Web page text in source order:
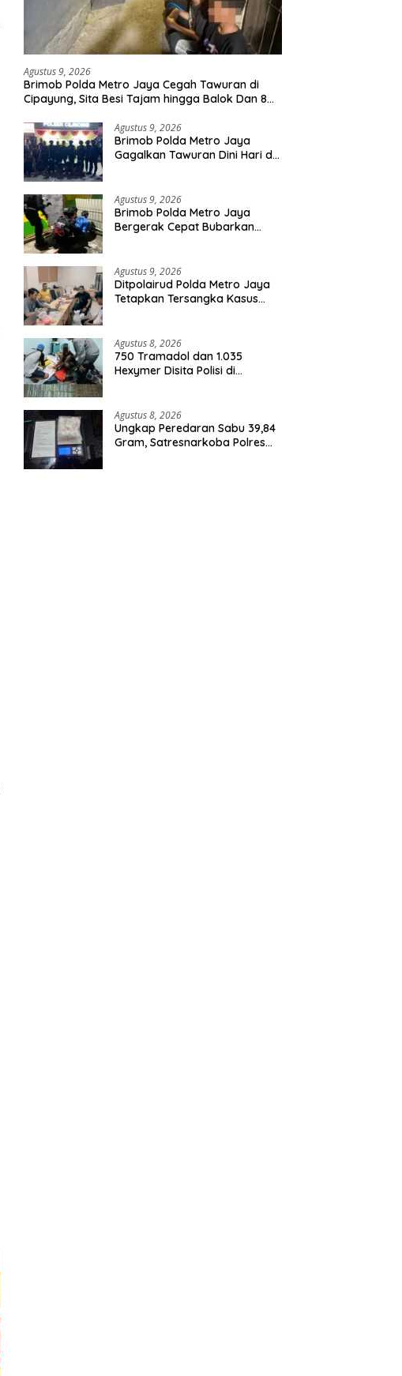
Agustus 9, 2026
Brimob Polda Metro Jaya Cegah Tawuran di
Cipayung, Sita Besi Tajam hingga Balok Dan 8
Agustus 9, 2026
Brimob Polda Metro Jaya
Gagalkan Tawuran Dini Hari di
Diamankan
Agustus 9, 2026
Brimob Polda Metro Jaya
Bergerak Cepat Bubarkan
Agustus 9, 2026
Ditpolairud Polda Metro Jaya
Tetapkan Tersangka Kasus
Agustus 8, 2026
750 Tramadol dan 1.035
Hexymer Disita Polisi di
Agustus 8, 2026
Ungkap Peredaran Sabu 39,84
Gram, Satresnarkoba Polres